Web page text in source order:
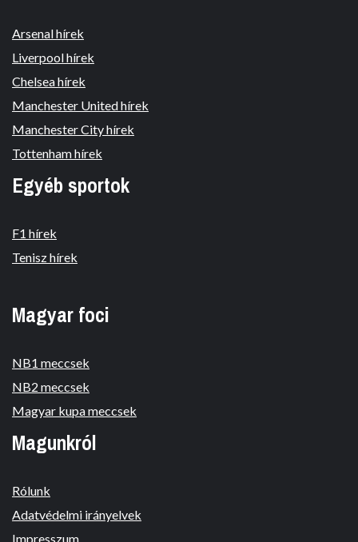
Arsenal hírek
Liverpool hírek
Chelsea hírek
Manchester United hírek
Manchester City hírek
Tottenham hírek
Egyéb sportok
F1 hírek
Tenisz hírek
Magyar foci
NB1 meccsek
NB2 meccsek
Magyar kupa meccsek
Magunkról
Rólunk
Adatvédelmi irányelvek
Impresszum